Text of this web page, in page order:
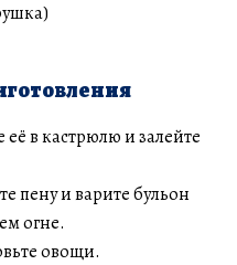
в кастрюлю и залейте
пену и варите бульон
огне.
овощи.